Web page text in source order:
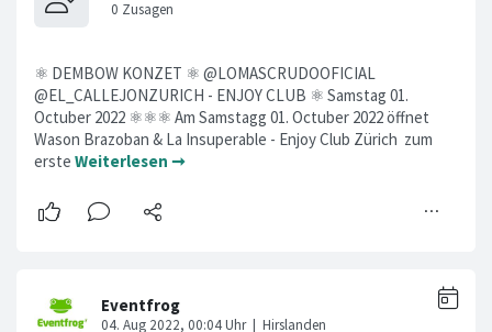
⚛ DEMBOW KONZET ⚛ @LOMASCRUDOOFICIAL
@EL_CALLEJONZURICH - ENJOY CLUB ⚛ Samstag 01.
Octuber 2022 ⚛⚛⚛ Am Samstagg 01. Octuber 2022 öffnet
Wason Brazoban & La Insuperable - Enjoy Club Zürich zum
erste Weiterlesen ➞